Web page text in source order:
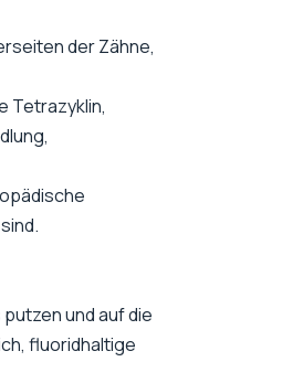
der Zähne,
Tetrazyklin,
und auf die
fluoridhaltige